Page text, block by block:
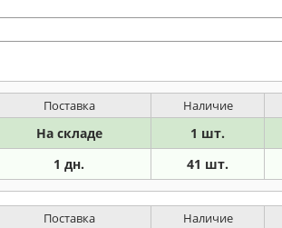
Поставка Наличие
На складе 1 шт.
1 дн. 41 шт.
Поставка Наличие